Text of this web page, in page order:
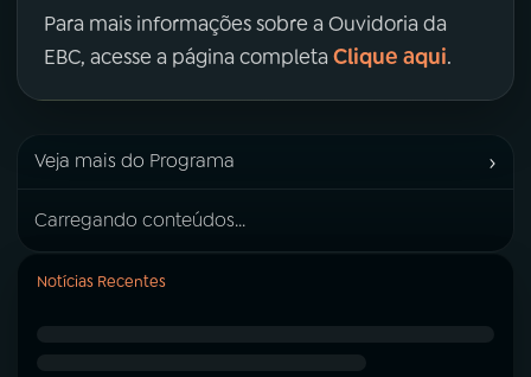
Para mais informações sobre a Ouvidoria da
EBC, acesse a página completa Clique aqui.
Veja mais do Programa ›
Carregando conteúdos...
Notícias Recentes